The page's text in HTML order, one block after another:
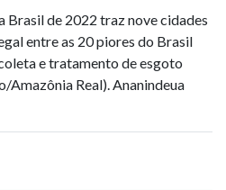
de 2022 traz nove cidades
entre as 20 piores do Brasil
e tratamento de esgoto
Real). Ananindeua